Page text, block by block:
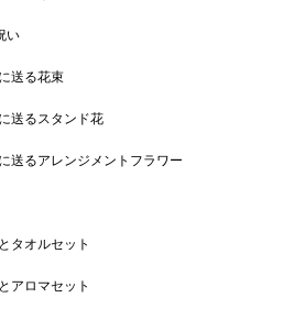
い
送る花束
送るスタンド花
送るアレンジメントフラワー
タオルセット
アロマセット